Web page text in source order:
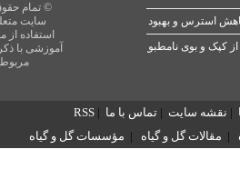
© تمام
سایت
استفاده
آموزشی با
کپک و بوی نامطبوع
| نقشه سایت | تماس با ما |
RSS
| مقالات گل و گیاه | مؤسسات گل و گیاه